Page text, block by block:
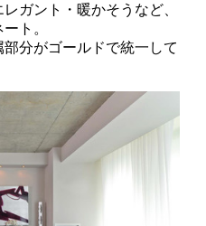
ガント・暖かそうなど、
ト。
分がゴールドで統一して